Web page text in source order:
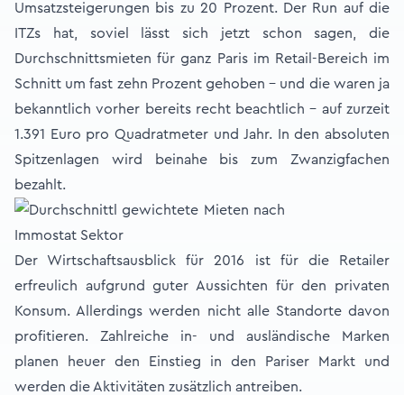
Umsatzsteigerungen bis zu 20 Prozent. Der Run auf die
ITZs hat, soviel lässt sich jetzt schon sagen, die
Durchschnittsmieten für ganz Paris im Retail-Bereich im
Schnitt um fast zehn Prozent gehoben – und die waren ja
bekanntlich vorher bereits recht beachtlich – auf zurzeit
1.391 Euro pro Quadratmeter und Jahr. In den absoluten
Spitzenlagen wird beinahe bis zum Zwanzigfachen
bezahlt.
Der Wirtschaftsausblick für 2016 ist für die Retailer
erfreulich aufgrund guter Aussichten für den privaten
Konsum. Allerdings werden nicht alle Standorte davon
profitieren. Zahlreiche in- und ausländische Marken
planen heuer den Einstieg in den Pariser Markt und
werden die Aktivitäten zusätzlich antreiben.